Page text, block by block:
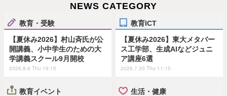
NEWS CATEGORY
教育・受験
【夏休み2026】村山斉氏が公
開講義、小中学生のための大
学講義スクール9月開校
2026.8.6 Thu 19:15
教育ICT
【夏休み2026】東大メタバー
ス工学部、生成AIなどジュニ
ア講座6選
2026.7.30 Thu 11:15
教育イベント 生活・健康